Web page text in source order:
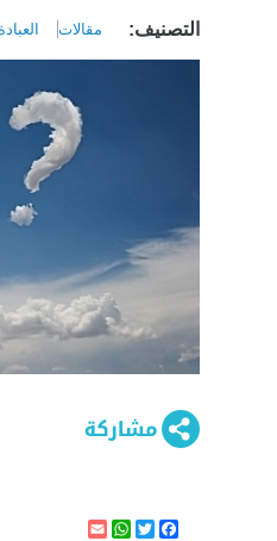
التصنيف: مقالات
Facebook
Twitter
WhatsApp
Email